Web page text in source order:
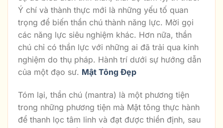
Ý chí và thành thực mới là những yếu tố quan
trọng để biến thần chú thành năng lực. Mời gọi
các năng lực siêu nghiệm khác. Hơn nữa, thần
chú chỉ có thần lực với những ai đã trải qua kinh
nghiệm do thụ pháp. Hành trí dưới sự hướng dẫn
của một đạo sư. Mật Tông Đẹp
Tóm lại, thần chú (mantra) là một phương tiện
trong những phương tiện mà Mật tông thực hành
để thanh lọc tâm linh và đạt được thiền định, sau